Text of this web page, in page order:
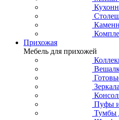
Прихожая
Мебель для прихожей
Зеркала
Пуфы и
Тумбы